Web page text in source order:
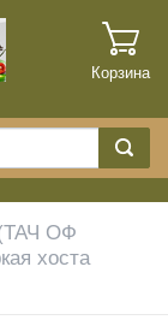
Корзина
ОФ
хоста